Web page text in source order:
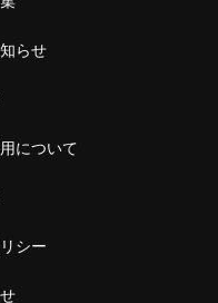
らせ
について
シー